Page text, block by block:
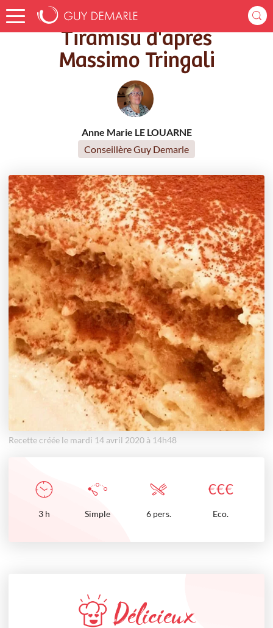
Accueil Recettes Tiramisu d'après Massimo Tringali
Tiramisu d'après
Massimo Tringali
Anne Marie LE LOUARNE
Conseillère Guy Demarle
Recette créée le mardi 14 avril 2020 à 14h48
€€€
3 h Simple 6 pers. Eco.
Délicieux